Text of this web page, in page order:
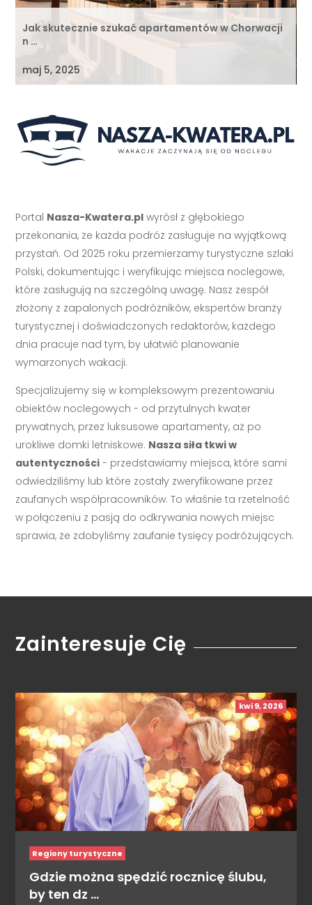
Jak skutecznie szukać apartamentów w Chorwacji
n …
maj 5, 2025
Portal Nasza-Kwatera.pl wyrósł z głębokiego
przekonania, że każda podróż zasługuje na wyjątkową
przystań. Od 2025 roku przemierzamy turystyczne szlaki
Polski, dokumentując i weryfikując miejsca noclegowe,
które zasługują na szczególną uwagę. Nasz zespół
złożony z zapalonych podróżników, ekspertów branży
turystycznej i doświadczonych redaktorów, każdego
dnia pracuje nad tym, by ułatwić planowanie
wymarzonych wakacji.
Specjalizujemy się w kompleksowym prezentowaniu
obiektów noclegowych - od przytulnych kwater
prywatnych, przez luksusowe apartamenty, aż po
urokliwe domki letniskowe. Nasza siła tkwi w
autentyczności - przedstawiamy miejsca, które sami
odwiedziliśmy lub które zostały zweryfikowane przez
zaufanych współpracowników. To właśnie ta rzetelność
w połączeniu z pasją do odkrywania nowych miejsc
sprawia, że zdobyliśmy zaufanie tysięcy podróżujących.
Zainteresuje Cię
kwi 9, 2026
Regiony turystyczne
Gdzie można spędzić rocznicę ślubu,
by ten dz …